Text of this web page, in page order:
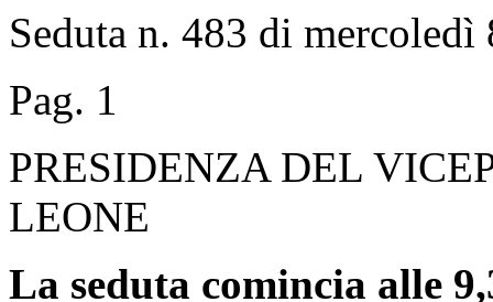
Seduta n. 483 di
Pag. 1
PRESIDENZA DEL
LEONE
La seduta comincia alle